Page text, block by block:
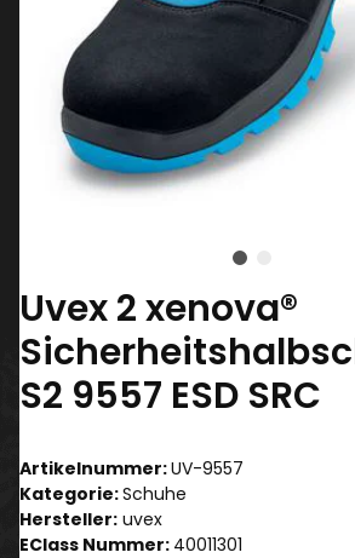
Uvex 2 xenova®
S2 9557 ESD SRC
Artikelnummer:UV-9557
Kategorie:Schuhe
Hersteller: uvex
EClass Nummer: 40011301